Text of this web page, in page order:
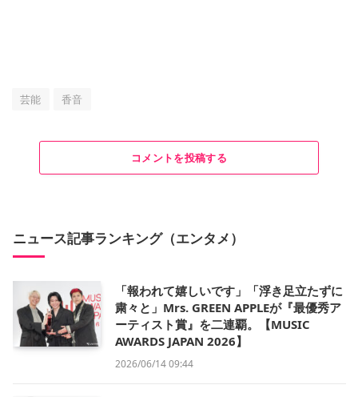
芸能 香音
コメントを投稿する
ニュース記事ランキング（エンタメ）
「報われて嬉しいです」「浮き足立たずに
粛々と」Mrs. GREEN APPLEが『最優秀ア
ーティスト賞』を二連覇。【MUSIC
AWARDS JAPAN 2026】
2026/06/14 09:44